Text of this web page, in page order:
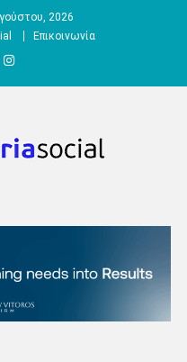
2026
Επικοινωνία